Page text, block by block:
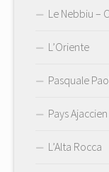
Le Nebbiu –
L’Oriente
Pasquale
Pays Ajaccien
L’Alta Rocca